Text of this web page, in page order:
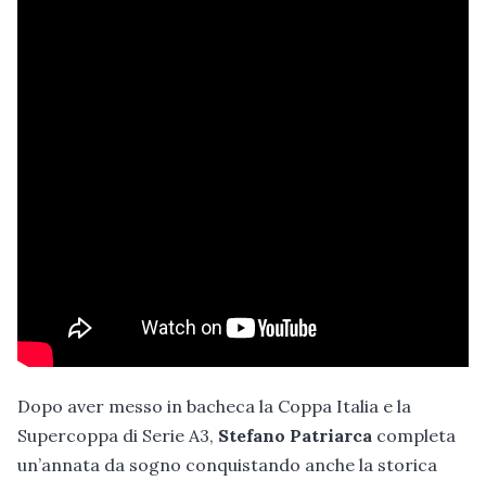
Dopo aver messo in bacheca la Coppa Italia e la
Supercoppa di Serie A3, Stefano Patriarca completa
un’annata da sogno conquistando anche la storica